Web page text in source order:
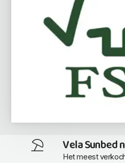
Vela Sunbed
Het meest